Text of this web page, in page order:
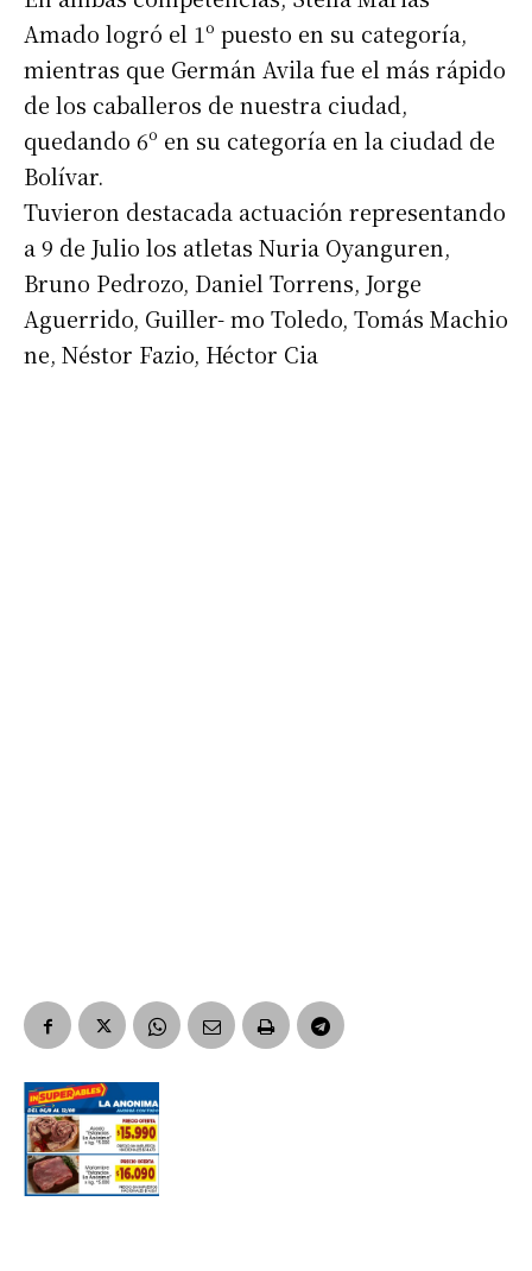
Suscribirme gratis
Amado logró el 1º puesto en su categoría,
mientras que Germán Avila fue el más rápido
de los caballeros de nuestra ciudad,
quedando 6º en su categoría en la ciudad de
Bolívar.
Tuvieron destacada actuación representando
a 9 de Julio los atletas Nuria Oyanguren,
Bruno Pedrozo, Daniel Torrens, Jorge
Aguerrido, Guiller- mo Toledo, Tomás Machio
ne, Néstor Fazio, Héctor Cia